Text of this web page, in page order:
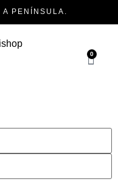
A PENÍNSULA.
0